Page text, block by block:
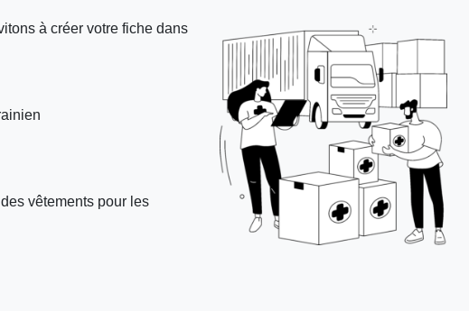
à créer votre fiche dans
vêtements pour les